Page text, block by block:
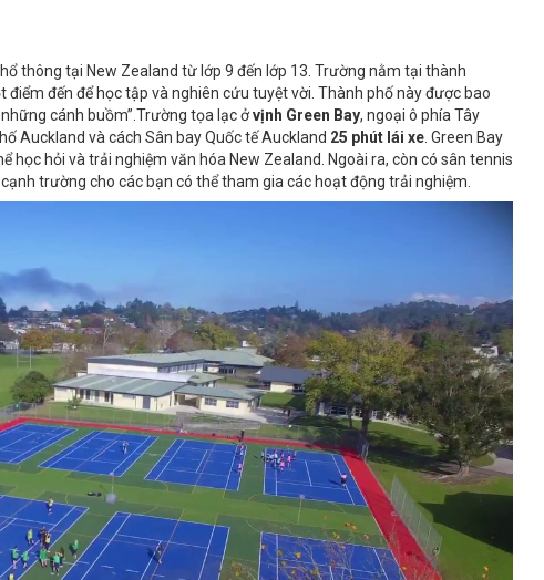
thông tại New Zealand từ lớp 9 đến lớp 13. Trường nằm tại thành
điểm đến để học tập và nghiên cứu tuyệt vời. Thành phố này được bao
cánh buồm”.Trường tọa lạc ởvịnh Green Bay, ngoại ô phía Tây
Auckland và cách Sân bay Quốc tế Auckland 25 phút lái xe . Green Bay
hỏi và trải nghiệm văn hóa New Zealand. Ngoài ra, còn có sân tennis
trường cho các bạn có thể tham gia các hoạt động trải nghiệm.